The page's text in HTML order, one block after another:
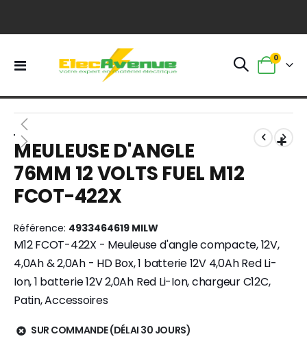
Basculer
Panier
0
Skip
to
the
end
of
the
images
Skip
to
the
beginning
of
the
images
MEULEUSE D'ANGLE
76MM 12 VOLTS FUEL M12
FCOT-422X
Référence 4933464619 MILW
M12 FCOT-422X - Meuleuse d'angle compacte, 12V,
4,0Ah & 2,0Ah - HD Box, 1 batterie 12V 4,0Ah Red Li-
Ion, 1 batterie 12V 2,0Ah Red Li-Ion, chargeur C12C,
Patin, Accessoires
SUR COMMANDE (DÉLAI 30 JOURS)